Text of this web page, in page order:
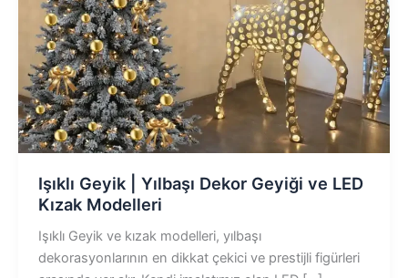
Işıklı Geyik | Yılbaşı Dekor Geyiği ve LED
Kızak Modelleri
Işıklı Geyik ve kızak modelleri, yılbaşı
dekorasyonlarının en dikkat çekici ve prestijli figürleri